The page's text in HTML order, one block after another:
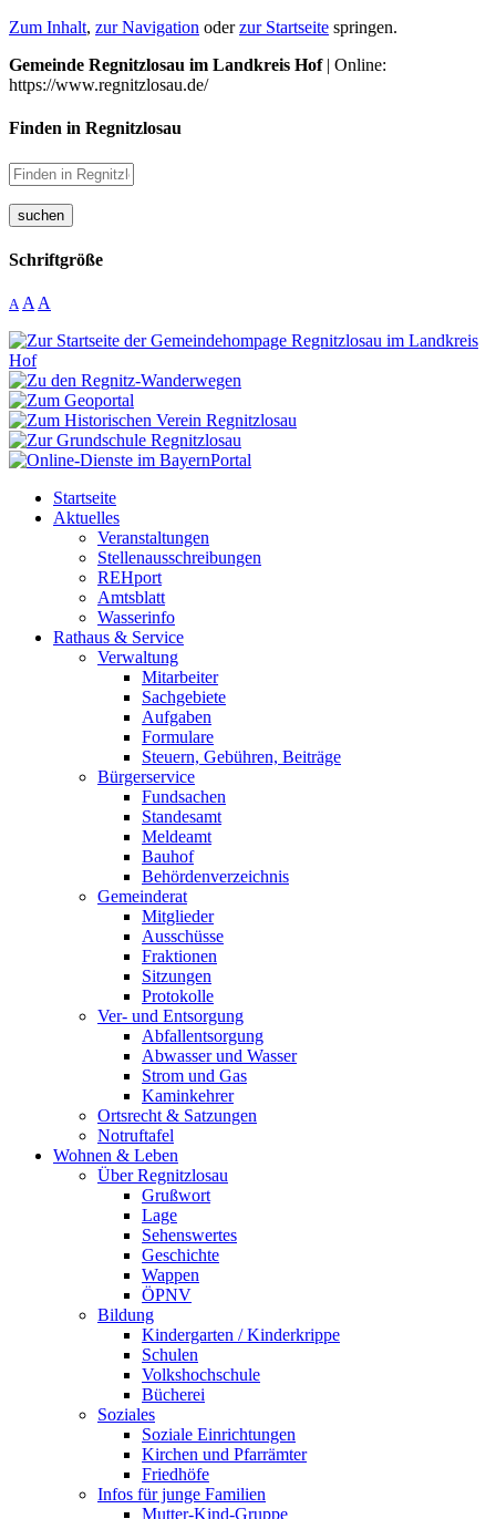
Zum Inhalt, zur Navigation oderzur Startseite springen.
Gemeinde Regnitzlosau im Landkreis Hof| Online:
https://www.regnitzlosau.de/
Finden in Regnitzlosau
suchen
Schriftgröße
A A A
Startseite
Aktuelles
Veranstaltungen
Stellenausschreibungen
REHport
Amtsblatt
Wasserinfo
Rathaus & Service
Verwaltung
Mitarbeiter
Sachgebiete
Aufgaben
Formulare
Steuern, Gebühren, Beiträge
Bürgerservice
Fundsachen
Standesamt
Meldeamt
Bauhof
Behördenverzeichnis
Gemeinderat
Mitglieder
Ausschüsse
Fraktionen
Sitzungen
Protokolle
Ver- und Entsorgung
Abfallentsorgung
Abwasser und Wasser
Strom und Gas
Kaminkehrer
Ortsrecht & Satzungen
Notruftafel
Wohnen & Leben
Über Regnitzlosau
Grußwort
Lage
Sehenswertes
Geschichte
Wappen
ÖPNV
Bildung
Kindergarten / Kinderkrippe
Schulen
Volkshochschule
Bücherei
Soziales
Soziale Einrichtungen
Kirchen und Pfarrämter
Friedhöfe
Infos für junge Familien
Mutter-Kind-Gruppe